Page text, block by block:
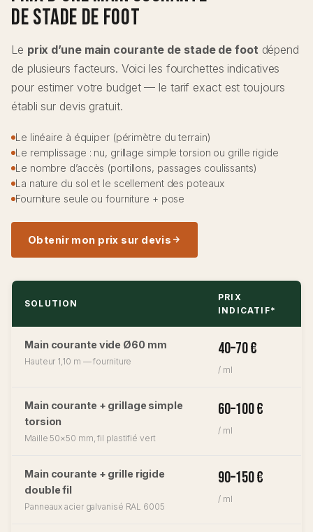
de Stade de Foot
Le prix d’une main courante de stade de foot dépend
de plusieurs facteurs. Voici les fourchettes indicatives
pour estimer votre budget — le tarif exact est toujours
établi sur devis gratuit.
Le linéaire à équiper (périmètre du terrain)
Le remplissage : nu, grillage simple torsion ou grille rigide
Le nombre d’accès (portillons, passages coulissants)
La nature du sol et le scellement des poteaux
Fourniture seule ou fourniture + pose
Obtenir mon prix sur devis
SOLUTION
PRIX
INDICATIF*
Main courante vide Ø60 mm
Hauteur 1,10 m — fourniture
40–70 €
/ ml
Main courante + grillage simple
torsion
Maille 50×50 mm, fil plastifié vert
60–100 €
/ ml
Main courante + grille rigide
double fil
Panneaux acier galvanisé RAL 6005
90–150 €
/ ml